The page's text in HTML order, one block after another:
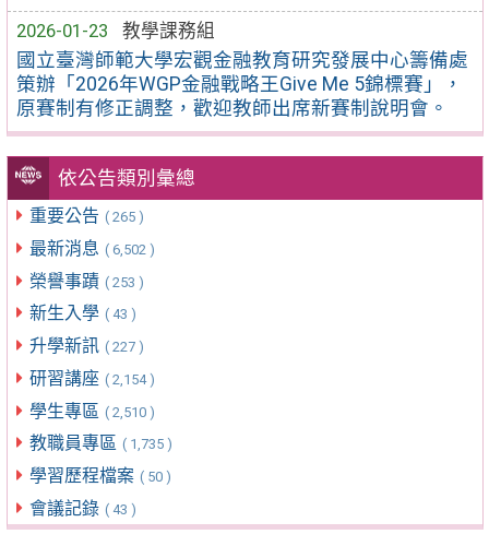
2026-01-23
教學課務組
國立臺灣師範大學宏觀金融教育研究發展中心籌備處
策辦「2026年WGP金融戰略王Give Me 5錦標賽」，
原賽制有修正調整，歡迎教師出席新賽制說明會。
依公告類別彙總
重要公告 ( 265 )
最新消息 ( 6,502 )
榮譽事蹟 ( 253 )
新生入學 ( 43 )
升學新訊 ( 227 )
研習講座 ( 2,154 )
學生專區 ( 2,510 )
教職員專區 ( 1,735 )
學習歷程檔案 ( 50 )
會議記錄 ( 43 )